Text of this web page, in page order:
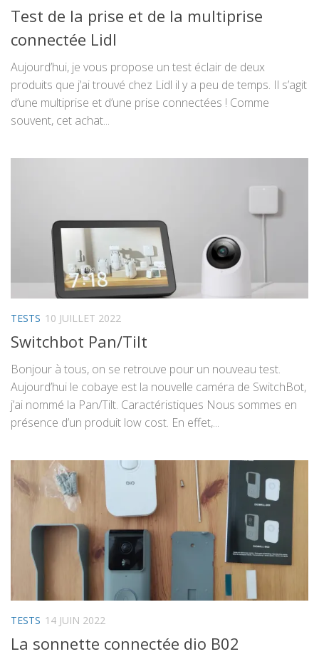
Test de la prise et de la multiprise
connectée Lidl
Aujourd’hui, je vous propose un test éclair de deux
produits que j’ai trouvé chez Lidl il y a peu de temps. Il s’agit
d’une multiprise et d’une prise connectées ! Comme
souvent, cet achat...
TESTS 10 JUILLET 2022
Switchbot Pan/Tilt
Bonjour à tous, on se retrouve pour un nouveau test.
Aujourd’hui le cobaye est la nouvelle caméra de SwitchBot,
j’ai nommé la Pan/Tilt. Caractéristiques Nous sommes en
présence d’un produit low cost. En effet,...
TESTS 14 JUIN 2022
La sonnette connectée dio B02